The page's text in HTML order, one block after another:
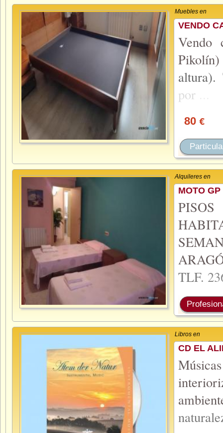
Muebles en
VENDO
Vendo
Pikolín)
altura).
por
80 €
Alquileres en
MOTO
TLF.
Libros en
CD EL